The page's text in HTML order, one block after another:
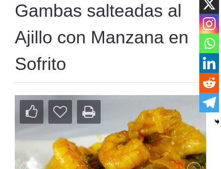
Gambas salteadas al
Ajillo con Manzana en
Sofrito